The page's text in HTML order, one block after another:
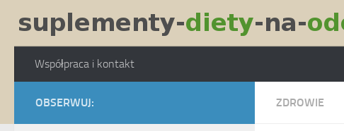
Skip to content
Współpraca i kontakt
ZDROWIE
OBSERWUJ: